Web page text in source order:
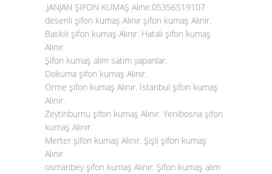
.JANJAN ŞİFON KUMAŞ Alınır.05356519107
desenli şifon kumaş Alınır şifon kumaş Alınır.
Baskılı şifon kumaş Alınır. Hatalı şifon kumaş
Alınır.
Şifon kumaş alım satım yapanlar.
Dokuma şifon kumaş Alınır.
Örme şifon kumaş Alınır. İstanbul şifon kumaş
Alınır.
Zeytinburnu şifon kumaş Alınır. Yenibosna şifon
kumaş Alınır.
Merter şifon kumaş Alınır. Şişli şifon kumaş
Alınır
osmanbey şifon kumaş Alınır. Şifon kumaş alım